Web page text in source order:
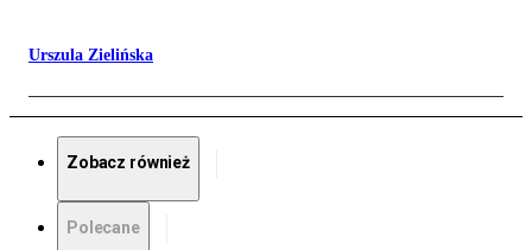
Urszula Zielińska
Zobacz również
Polecane